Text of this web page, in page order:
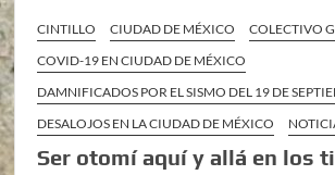
CINTILLO CIUDAD DE MÉXICO
COLECTIVO
COVID-19 EN CIUDAD DE MÉXICO
DAMNIFICADOS POR EL SISMO DEL 19 DE
DESALOJOS EN LA CIUDAD DE MÉXICO
Ser otomí aquí y allá en los